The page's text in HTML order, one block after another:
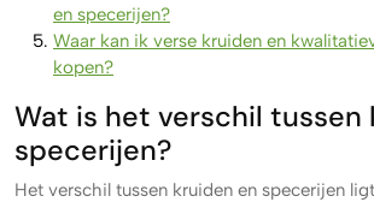
en specerijen?
Waar kan ik verse kruiden en
kopen?
Wat is het verschil tussen
specerijen?
Het verschil tussen kruiden en specerijen